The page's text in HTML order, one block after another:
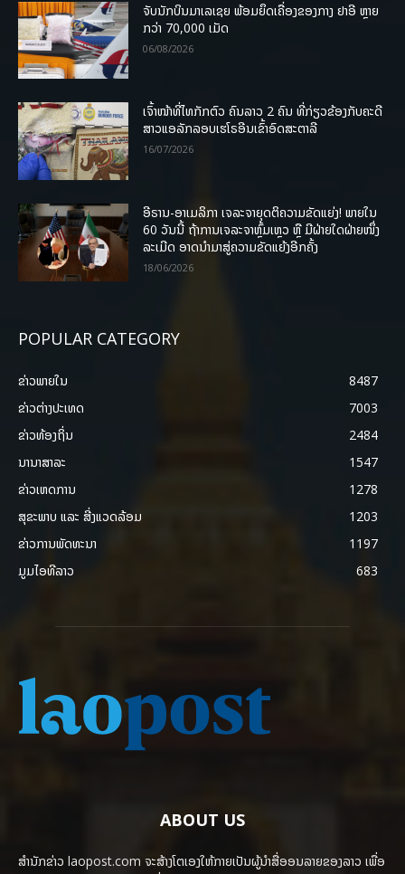
ຈັບນັກບິນມາເລເຊຍ ພ້ອມຍຶດເຄື່ອງຂອງກາງ ຢາອີ ຫຼາຍ
ກວ່າ 70,000 ເມັດ
06/08/2026
ເຈົ້າໜ້າທີ່ໄທກັກຕົວ ຄົນລາວ 2 ຄົນ ທີ່ກ່ຽວຂ້ອງກັບຄະດີ
ສາວແອລັກລອບເຮໂຣອີນເຂົ້າອົດສະຕາລີ
16/07/2026
ອີຣານ-ອາເມລິກາ ເຈລະຈາຍຸດຕິຄວາມຂັດແຍ່ງ! ພາຍໃນ
60 ວັນນີ້ ຖ້າການເຈລະຈາຫຼົ້ມເຫຼວ ຫຼື ມີຝ່າຍໃດຝ່າຍໜຶ່ງ
ລະເມີດ ອາດນໍາມາສູ່ຄວາມຂັດແຍ້ງອີກຄັ້ງ
18/06/2026
POPULAR CATEGORY
ຂ່າວພາຍ​ໃນ
8487
ຂ່າວຕ່າງປະເທດ
7003
ຂ່າວທ້ອງຖິ່ນ
2484
ນານາສາລະ
1547
ຂ່າວເຫດການ
1278
ສຸຂະພາບ ແລະ ສີ່ງແວດລ້ອມ
1203
ຂ່າວການພັດທະນາ
1197
ມູມໄອທີລາວ
683
ABOUT US
ສຳນັກຂ່າວ laopost.com ຈະສ້າງໂຕເອງໃຫ້ກາຍເປັນຜູ້ນຳສື່ອອນລາຍຂອງລາວ ເພື່ອ